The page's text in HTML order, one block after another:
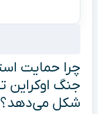
چرا حمایت
جنگ اوکراین
شکل می‌دهد؟